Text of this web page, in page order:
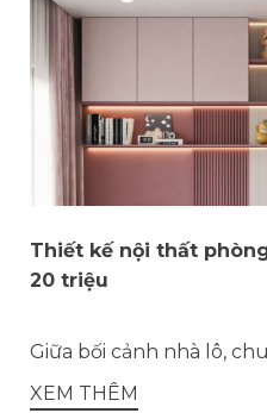
Thiết kế nội thất
20 triệu
Giữa bối cảnh nhà lô,
XEM THÊM